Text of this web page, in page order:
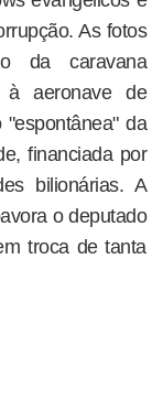
As fotos
da caravana
à aeronave de
"espontânea" da
financiada por
bilionárias. A
o deputado
troca de tanta